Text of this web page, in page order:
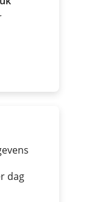
dag